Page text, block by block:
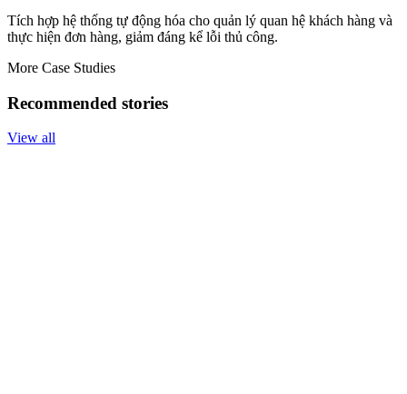
Tích hợp hệ thống tự động hóa cho quản lý quan hệ khách hàng và
thực hiện đơn hàng, giảm đáng kể lỗi thủ công.
More Case Studies
Recommended stories
View all